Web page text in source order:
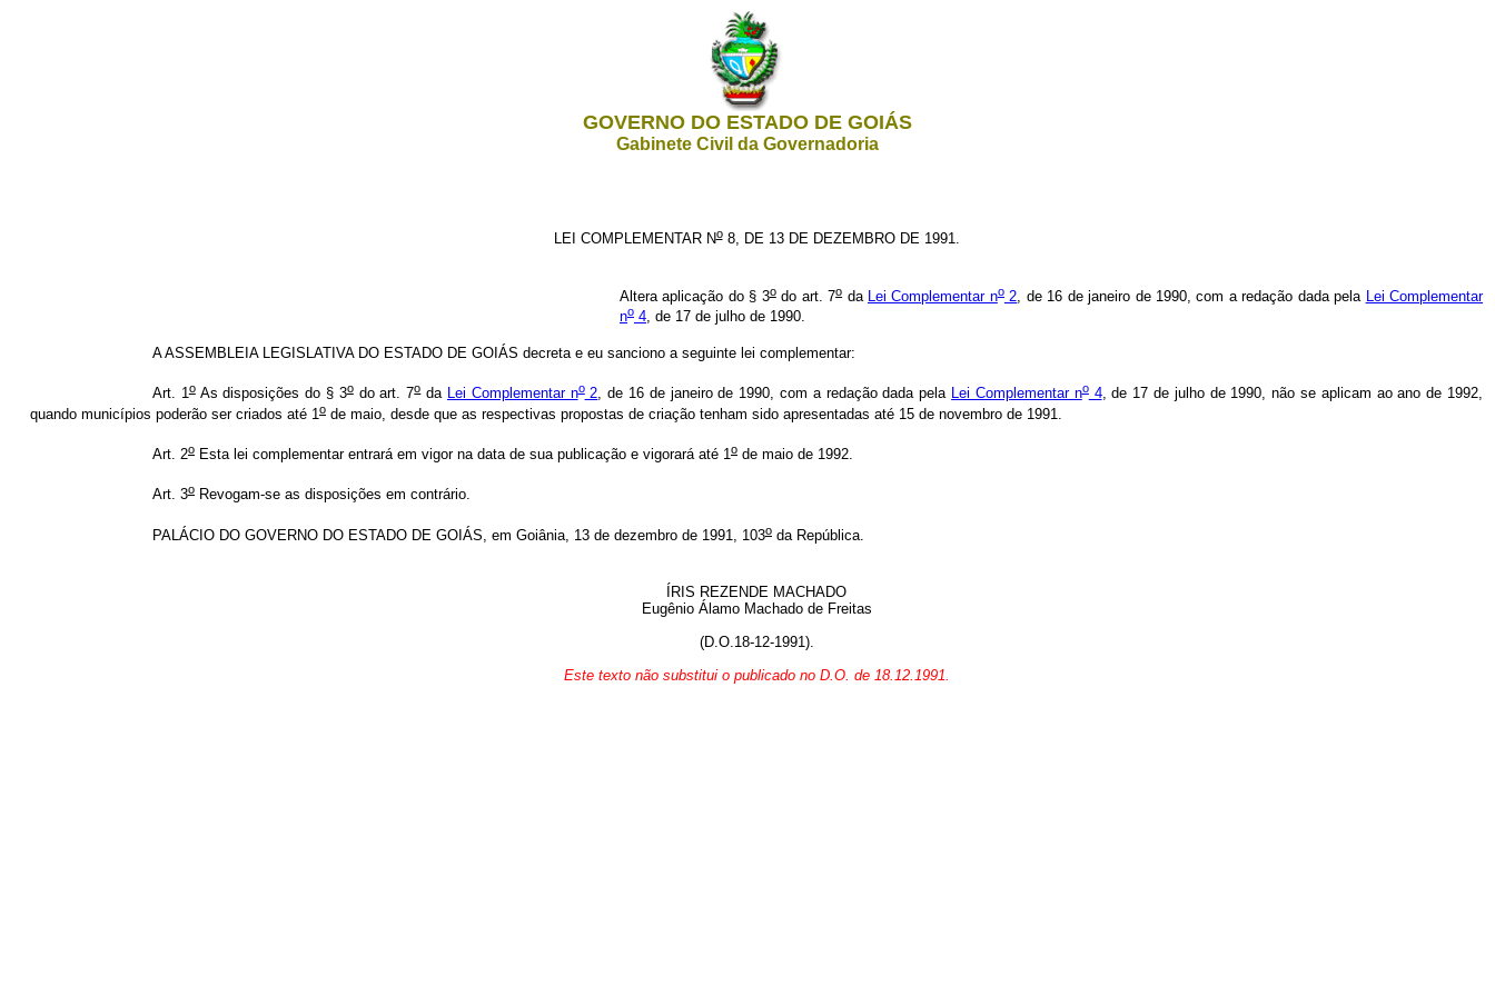
GOVERNO DO ESTADO DE GOIÁS
Gabinete Civil da Governadoria
LEI COMPLEMENTAR No8, DE 13 DE DEZEMBRO DE 1991.
Altera aplicação do § 3odo art. 7o da Lei Complementar no2 , de 16 de janeiro de 1990, com a redação dada pela Lei Complementar
no 4 , de 17 de julho de 1990.
A ASSEMBLEIA LEGISLATIVA DO ESTADO DE GOIÁS decreta e eu sanciono a seguinte lei complementar:
Art. 1oAs disposições do § 3odo art. 7oda Lei Complementar no2, de 16 de janeiro de 1990, com a redação dada pela Lei Complementar no4, de 17 de julho de 1990, não se aplicam ao ano de 1992,
quando municípios poderão ser criados até 1o de maio, desde que as respectivas propostas de criação tenham sido apresentadas até 15 de novembro de 1991.
Art. 2o Esta lei complementar entrará em vigor na data de sua publicação e vigorará até 1 o de maio de 1992.
Art. 3o Revogam-se as disposições em contrário.
PALÁCIO DO GOVERNO DO ESTADO DE GOIÁS, em Goiânia, 13 de dezembro de 1991, 103o da República.
ÍRIS REZENDE MACHADO
Eugênio Álamo Machado de Freitas
(D.O.18-12-1991).
Este texto não substitui o publicado no D.O. de 18.12.1991.